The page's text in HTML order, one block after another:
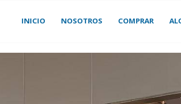
INICIO NOSOTROS COMPRAR